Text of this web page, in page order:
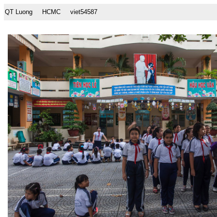
QT Luong HCMC viet54587